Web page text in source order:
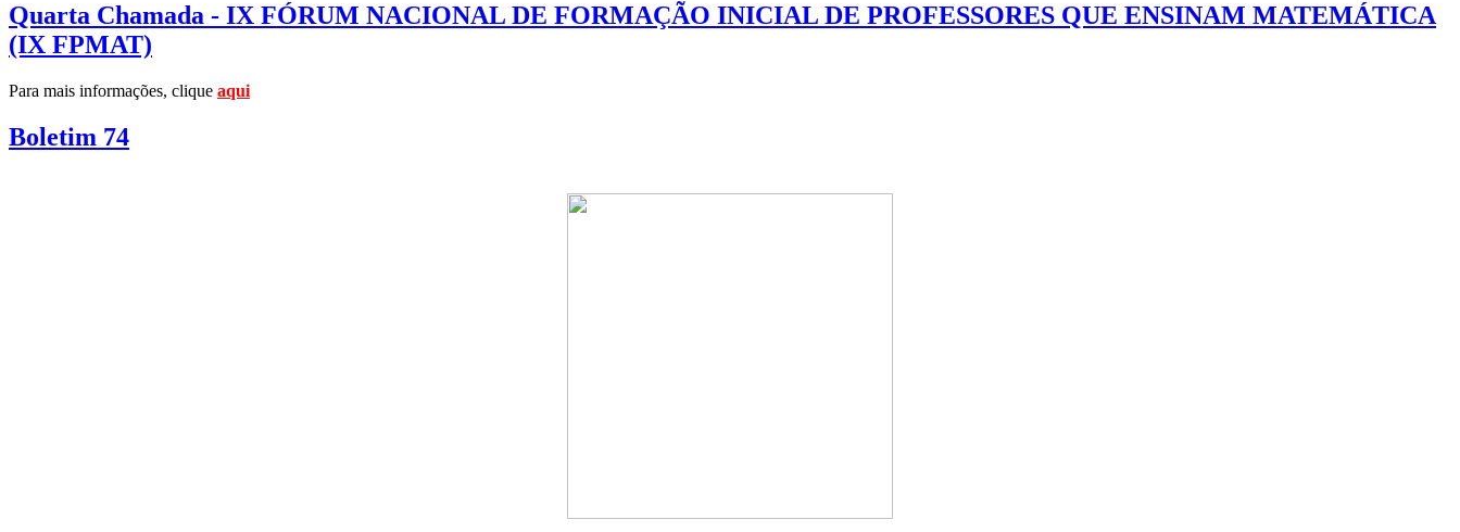
Quarta Chamada - IX FÓRUM NACIONAL DE FORMAÇÃO INICIAL DE PROFESSORES QUE ENSINAM MATEMÁTICA
(IX FPMAT)
Para mais informações, clique aqui
Boletim 74